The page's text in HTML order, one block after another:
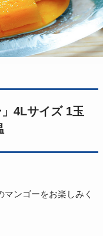
4Lサイズ 1玉
ンゴーをお楽しみく